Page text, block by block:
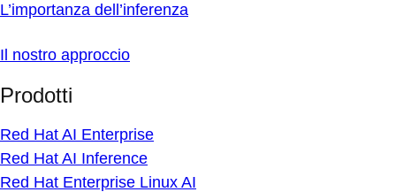
L’importanza dell’inferenza
Il nostro approccio
Prodotti
Red Hat AI Enterprise
Red Hat AI Inference
Red Hat Enterprise Linux AI